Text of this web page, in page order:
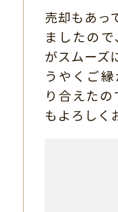
売却もあっ
ましたの
がスムーズ
うやくご
り合えた
もよろしく